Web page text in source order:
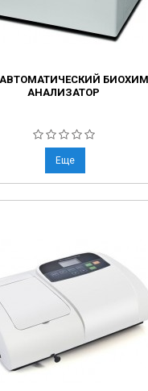
АВТОМАТИЧЕСКИЙ
АНАЛИЗАТОР
Еще